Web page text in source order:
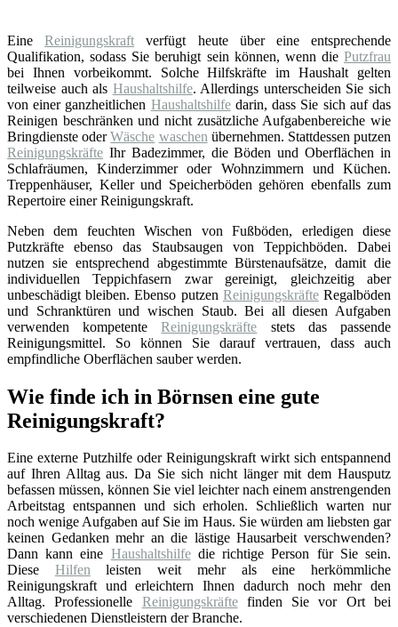
EineReinigungskraft verfügt heute über eine entsprechende
Qualifikation, sodass Sie beruhigt sein können, wenn die Putzfrau
bei Ihnen vorbeikommt. Solche Hilfskräfte im Haushalt gelten
teilweise auch als Haushaltshilfe. Allerdings unterscheiden Sie sich
von einer ganzheitlichen Haushaltshilfedarin, dass Sie sich auf das
Reinigen beschränken und nicht zusätzliche Aufgabenbereiche wie
Bringdienste oderWäsche waschen übernehmen. Stattdessen putzen
Reinigungskräfte Ihr Badezimmer, die Böden und Oberflächen in
Schlafräumen, Kinderzimmer oder Wohnzimmern und Küchen.
Treppenhäuser, Keller und Speicherböden gehören ebenfalls zum
Repertoire einer Reinigungskraft.
Neben dem feuchten Wischen von Fußböden, erledigen diese
Putzkräfte ebenso das Staubsaugen von Teppichböden. Dabei
nutzen sie entsprechend abgestimmte Bürstenaufsätze, damit die
individuellen Teppichfasern zwar gereinigt, gleichzeitig aber
unbeschädigt bleiben. Ebenso putzen ReinigungskräfteRegalböden
und Schranktüren und wischen Staub. Bei all diesen Aufgaben
verwenden kompetenteReinigungskräfte stets das passende
Reinigungsmittel. So können Sie darauf vertrauen, dass auch
empfindliche Oberflächen sauber werden.
Wie finde ich in Börnsen eine gute
Reinigungskraft?
Eine externe Putzhilfe oder Reinigungskraft wirkt sich entspannend
auf Ihren Alltag aus. Da Sie sich nicht länger mit dem Hausputz
befassen müssen, können Sie viel leichter nach einem anstrengenden
Arbeitstag entspannen und sich erholen. Schließlich warten nur
noch wenige Aufgaben auf Sie im Haus. Sie würden am liebsten gar
keinen Gedanken mehr an die lästige Hausarbeit verschwenden?
Dann kann eine Haushaltshilfedie richtige Person für Sie sein.
Diese Hilfenleisten weit mehr als eine herkömmliche
Reinigungskraft und erleichtern Ihnen dadurch noch mehr den
Alltag. Professionelle Reinigungskräftefinden Sie vor Ort bei
verschiedenen Dienstleistern der Branche.